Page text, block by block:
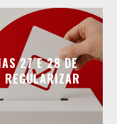
27 E 28 DE